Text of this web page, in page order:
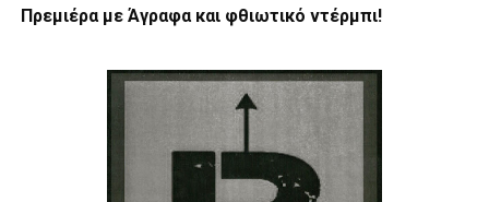
Πρεμιέρα με Άγραφα και φθιωτικό ντέρμπι!